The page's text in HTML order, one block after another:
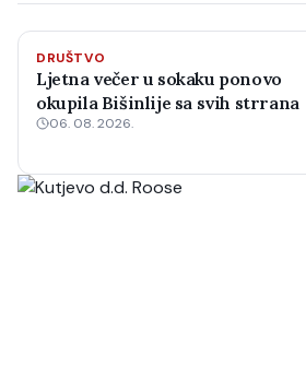
DRUŠTVO
Ljetna večer u sokaku ponovo
okupila Bišinlije sa svih strrana
06. 08. 2026.